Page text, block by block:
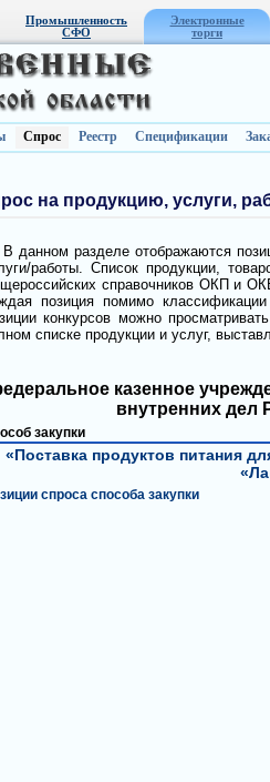
Промышленность
СФО
Электронные
торги
Спрос Реестр Спецификации
на продукцию, услуги,
В данном разделе отображаются
работы. Список продукции,
справочников ОКП и
позиция помимо
конкурсов можно
списке продукции и услуг,
казенное
внутренних дел
закупки
«Поставка продуктов питания
спроса способа закупки